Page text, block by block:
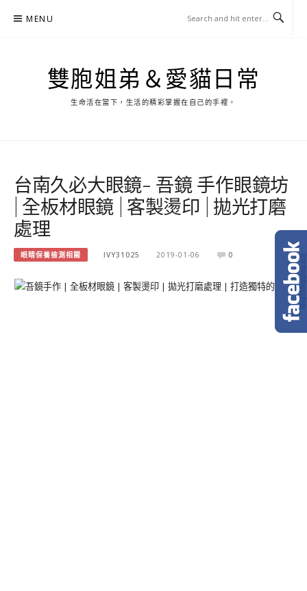
MENU
雙胞姐弟＆愛貓日常
生命活在當下，生活的精彩掌握在自己的手裡。
台南久必大眼鏡- 吾鏡 手作眼鏡坊
| 全板材眼鏡 | 客製燙印 | 拋光打磨
處理
眼睛保養檢測相關 IVY31025 2019-01-06 0